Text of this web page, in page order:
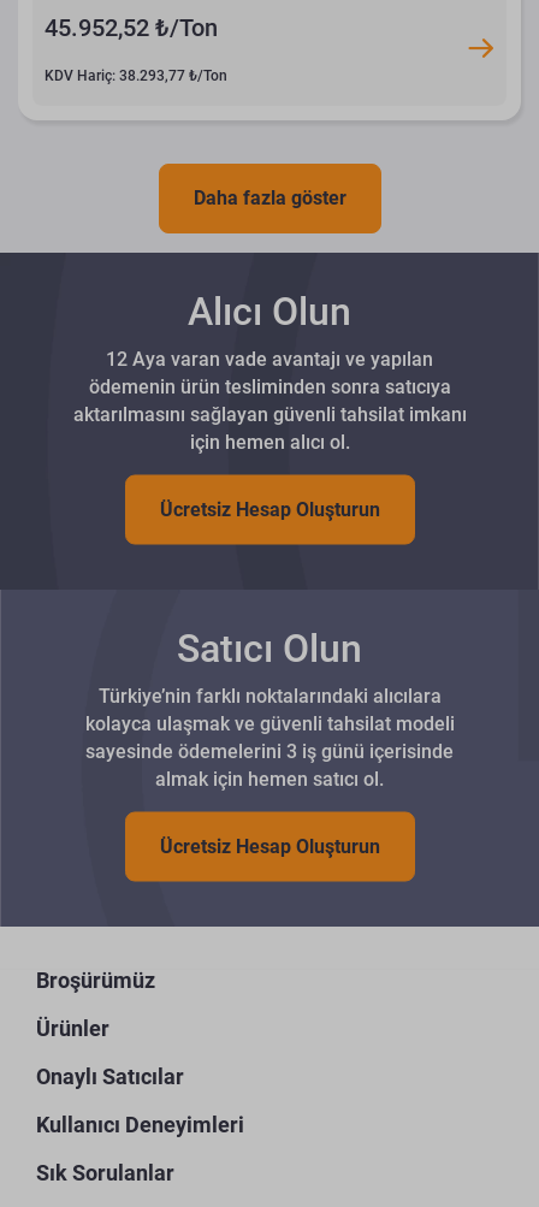
45.952,52 ₺/Ton
KDV Hariç: 38.293,77 ₺/Ton
Daha fazla göster
Alıcı Olun
12 Aya varan vade avantajı ve yapılan
ödemenin ürün tesliminden sonra satıcıya
aktarılmasını sağlayan güvenli tahsilat imkanı
için hemen alıcı ol.
Ücretsiz Hesap Oluşturun
Satıcı Olun
Türkiye’nin farklı noktalarındaki alıcılara
kolayca ulaşmak ve güvenli tahsilat modeli
sayesinde ödemelerini 3 iş günü içerisinde
almak için hemen satıcı ol.
Ücretsiz Hesap Oluşturun
Broşürümüz
Ürünler
Onaylı Satıcılar
Kullanıcı Deneyimleri
Sık Sorulanlar